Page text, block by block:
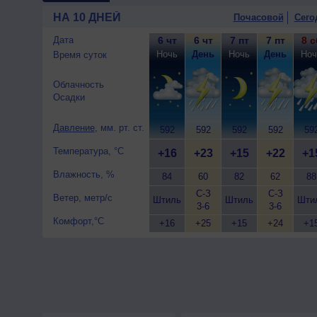
возможна гроза; ночью
, ожидается
ночью +14..16°, днем
НА 10 ДНЕЙ Почасовой
Дата
Время суток
Облачность
Осадки
Давление, мм. рт. ст.
Температура, °C
Влажность, %
Ветер, метр/с
Комфорт,°C
6 чт
Ночь
592
+16
84
Штиль
+16
6 чт
День
592
+23
60
С-З
3-6
+25
7 пт
Ночь
592
+15
82
Штиль
+15
7 пт
День
592
+22
62
С-З
3-6
+24
8
88